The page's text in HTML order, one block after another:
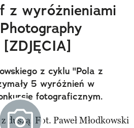
z wyróżnieniami
z cyklu "Pola z
5 wyróżnień w
fotograficznym.